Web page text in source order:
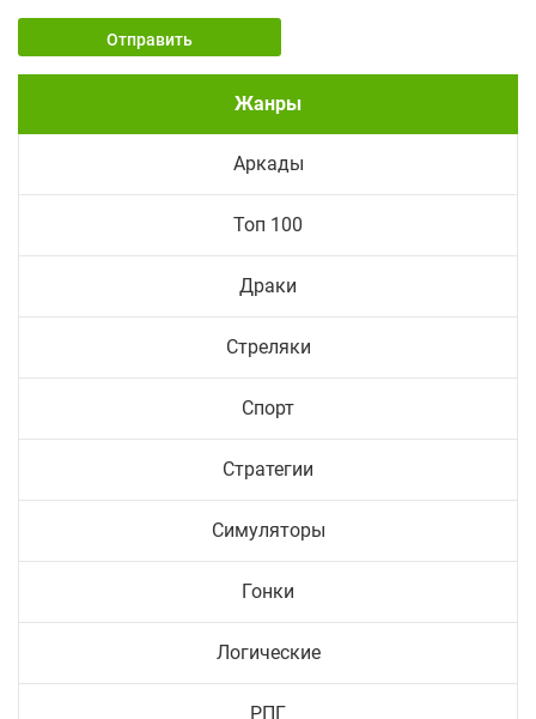
Отправить
Жанры
Аркады
Топ 100
Драки
Стреляки
Спорт
Стратегии
Симуляторы
Гонки
Логические
РПГ